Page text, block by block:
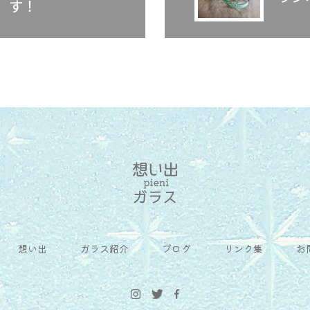
す！
想い出 ガラス紹介 ブログ リンク集 お